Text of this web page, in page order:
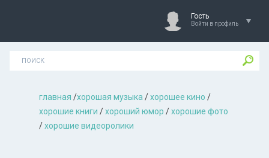
Гость
Войти в профиль
главная /хорошая музыкa /хорошее кино /
хорошие книги /хороший юмор /хорошие фото
/хорошие видеоролики